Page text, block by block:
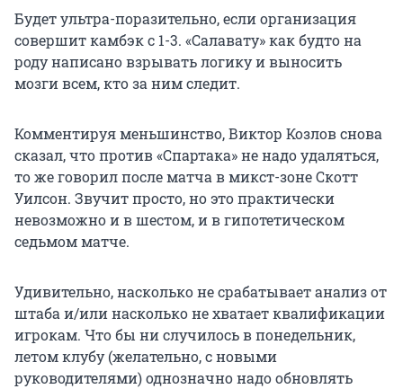
Будет ультра-поразительно, если организация
совершит камбэк с 1-3. «Салавату» как будто на
роду написано взрывать логику и выносить
мозги всем, кто за ним следит.
Комментируя меньшинство, Виктор Козлов снова
сказал, что против «Спартака» не надо удаляться,
то же говорил после матча в микст-зоне Скотт
Уилсон. Звучит просто, но это практически
невозможно и в шестом, и в гипотетическом
седьмом матче.
Удивительно, насколько не срабатывает анализ от
штаба и/или насколько не хватает квалификации
игрокам. Что бы ни случилось в понедельник,
летом клубу (желательно, с новыми
руководителями) однозначно надо обновлять